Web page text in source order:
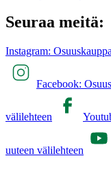
Seuraa meitä:
Instagram:
Facebook:
välilehteen
uuteen välilehteen